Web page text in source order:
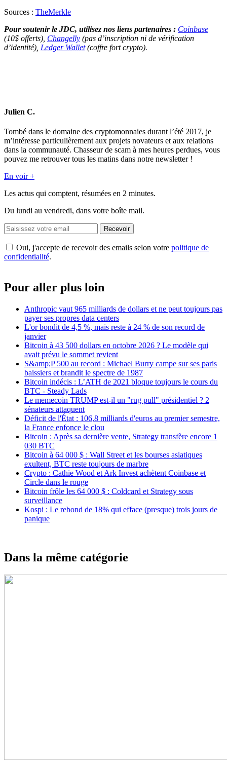
Sources : TheMerkle
Pour soutenir le JDC, utilisez nos liens partenaires : Coinbase
(10$ offerts), Changelly (pas d’inscription ni de vérification
d’identité), Ledger Wallet(coffre fort crypto).
Julien C.
Tombé dans le domaine des cryptomonnaies durant l’été 2017, je
m’intéresse particulièrement aux projets novateurs et aux relations
dans la communauté. Chasseur de scam à mes heures perdues, vous
pouvez me retrouver tous les matins dans notre newsletter !
En voir +
Les actus qui comptent, résumées en 2 minutes.
Du lundi au vendredi, dans votre boîte mail.
Recevoir
Oui, j'accepte de recevoir des emails selon votre politique de
confidentialité.
Pour aller plus loin
Anthropic vaut 965 milliards de dollars et ne peut toujours pas
payer ses propres data centers
L'or bondit de 4,5 %, mais reste à 24 % de son record de
janvier
Bitcoin à 43 500 dollars en octobre 2026 ? Le modèle qui
avait prévu le sommet revient
S&amp;P 500 au record : Michael Burry campe sur ses paris
baissiers et brandit le spectre de 1987
Bitcoin indécis : L’ATH de 2021 bloque toujours le cours du
BTC - Steady Lads
Le memecoin TRUMP est-il un "rug pull" présidentiel ? 2
sénateurs attaquent
Déficit de l'État : 106,8 milliards d'euros au premier semestre,
la France enfonce le clou
Bitcoin : Après sa dernière vente, Strategy transfère encore 1
030 BTC
Bitcoin à 64 000 $ : Wall Street et les bourses asiatiques
exultent, BTC reste toujours de marbre
Crypto : Cathie Wood et Ark Invest achètent Coinbase et
Circle dans le rouge
Bitcoin frôle les 64 000 $ : Coldcard et Strategy sous
surveillance
Kospi : Le rebond de 18% qui efface (presque) trois jours de
panique
Dans la même catégorie